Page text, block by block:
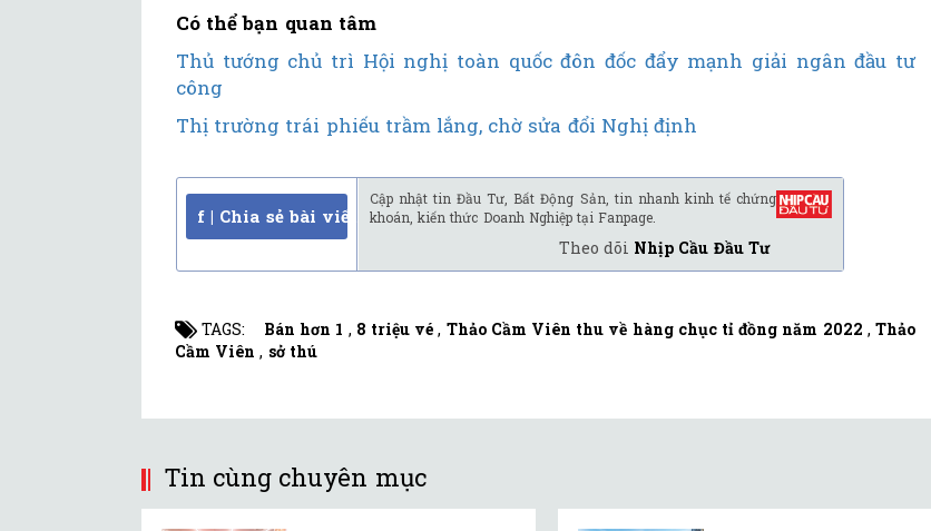
Có thể bạn quan tâm
Thủ tướng chủ trì Hội nghị toàn quốc đôn đốc đẩy mạnh giải ngân đầu tư
công
Thị trường trái phiếu trầm lắng, chờ sửa đổi Nghị định
f | Chia sẻ bài viết
Cập nhật tin Đầu Tư, Bất Động Sản, tin nhanh kinh tế chứng
khoán, kiến thức Doanh Nghiệp tại Fanpage.
Theo dõi Nhịp Cầu Đầu Tư
TAGS: Bán hơn 1 , 8 triệu vé , Thảo Cầm Viên thu về hàng chục tỉ đồng năm 2022 ,Thảo
Cầm Viên , sở thú
Tin cùng chuyên mục